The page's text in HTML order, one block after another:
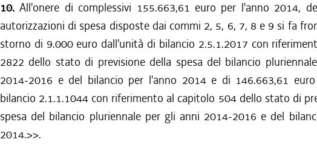
10.All'onere di complessivi 155.663,61 euro per l'anno 2014,
autorizzazioni di spesa disposte dai commi 2, 5, 6, 7, 8 e 9 si fa
storno di 9.000 euro dall'unità di bilancio 2.5.1.2017 con
2822 dello stato di previsione della spesa del bilancio
2014-2016 e del bilancio per l'anno 2014 e di 146.663,61
bilancio 2.1.1.1044 con riferimento al capitolo 504 dello stato di
spesa del bilancio pluriennale per gli anni 2014-2016 e del
2014.>>.